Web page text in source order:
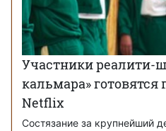
Участники реалити-
кальмара» готовятся
Netflix
Состязание за крупнейший